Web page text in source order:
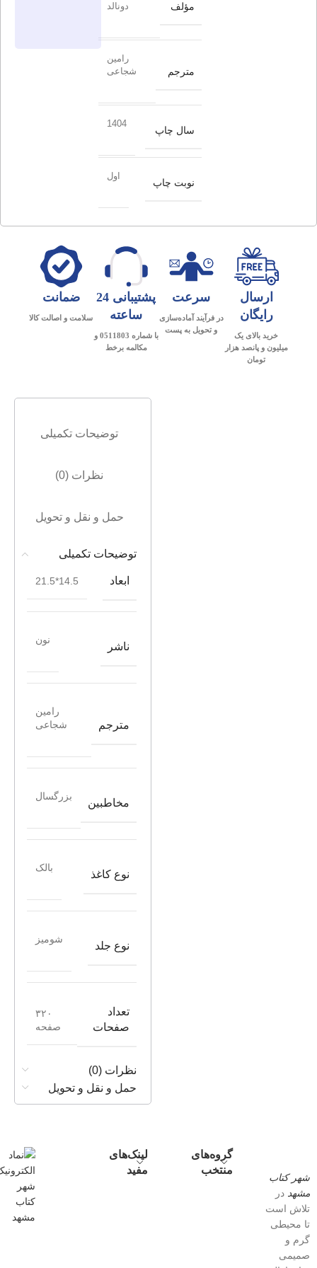
مؤلف
دونالد
مترجم
رامین
شجاعی
سال چاپ
1404
نوبت چاپ
اول
ارسال
رایگان
خرید بالای یک
میلیون و پانصد هزار
تومان
سرعت
در فرآیند آماده‌سازی
و تحویل به پست
پشتیبانی 24
ساعته
با شماره 0511803 و
مکالمه برخط
ضمانت
سلامت و اصالت کالا
توضیحات تکمیلی
نظرات (0)
حمل و نقل و تحویل
توضیحات تکمیلی
ابعاد 14.5*21.5
ناشر
نون
مترجم
رامین
شجاعی
مخاطبین
بزرگسال
نوع کاغذ
بالک
نوع جلد
شومیز
تعداد
صفحات
۳۲۰
صفحه
نظرات (0)
حمل و نقل و تحویل
شهر کتاب
مشهد در
تلاش است
تا محیطی
گرم و
صمیمی
گروه‌های
منتخب
لینک‌های
مفید